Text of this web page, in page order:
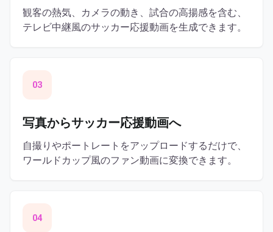
観客の熱気、カメラの動き、試合の高揚感を含む、
テレビ中継風のサッカー応援動画を生成できます。
03
写真からサッカー応援動画へ
自撮りやポートレートをアップロードするだけで、
ワールドカップ風のファン動画に変換できます。
04